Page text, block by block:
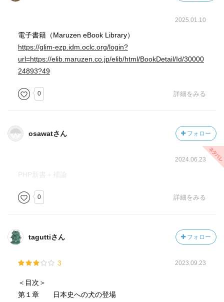
止、食糧としての魚鳥販売の禁止、見世物の禁止など、か
なり多岐に及んだ。もちろん、犬に関しては特に手厚く、
放し飼い（当時はこれが普通）の犬を大八車がはねるとい
うような「交通事故」も罰せられた。行き過ぎた命令は、
綱吉の死後、速やかに撤回されるが、牛馬に関するものな
たようだ（狆は室内犬として愛用されたが、「犬や狆」と
呼び習わされるなど、犬とは別物の扱いだったようであ
ところが、近代に入り、洋犬がどっと入り込んでくる。洋
犬はカメと呼ばれたが、これは飼い主が犬を”Come
気ままに飼われていた日本の犬に比べ、洋犬は訓練された
来の犬は積極的に「殺される」例もあったらしい。
高まった。発症すると手立てがなく、ヒトにも感染してヒ
は、繋がれず飼い主が不明である犬が数多く撲殺された。
その後、ワクチンが開発され、狂犬病は予防可能な病気と
2025.01.10
電子書籍（Maruzen eBook Library）
https://glim-ezp.idm.oclc.org/login?
url=https://elib.maruzen.co.jp/elib/html/BookDetail/Id/30000
24893?49
0 詳細をみる
osawatさん フォロー
2024.06.23
PHP新書＋補論
0 詳細をみる
taguttiさん フォロー
3 2023.09.23
＜目次＞
第１章 日本史への犬の登場